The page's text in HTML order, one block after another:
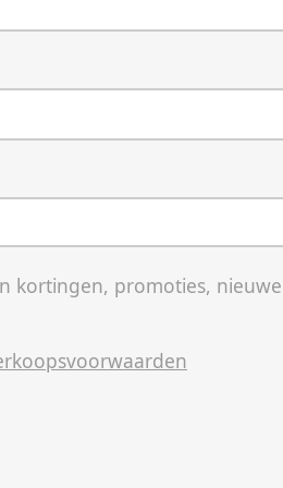
kortingen, promoties,